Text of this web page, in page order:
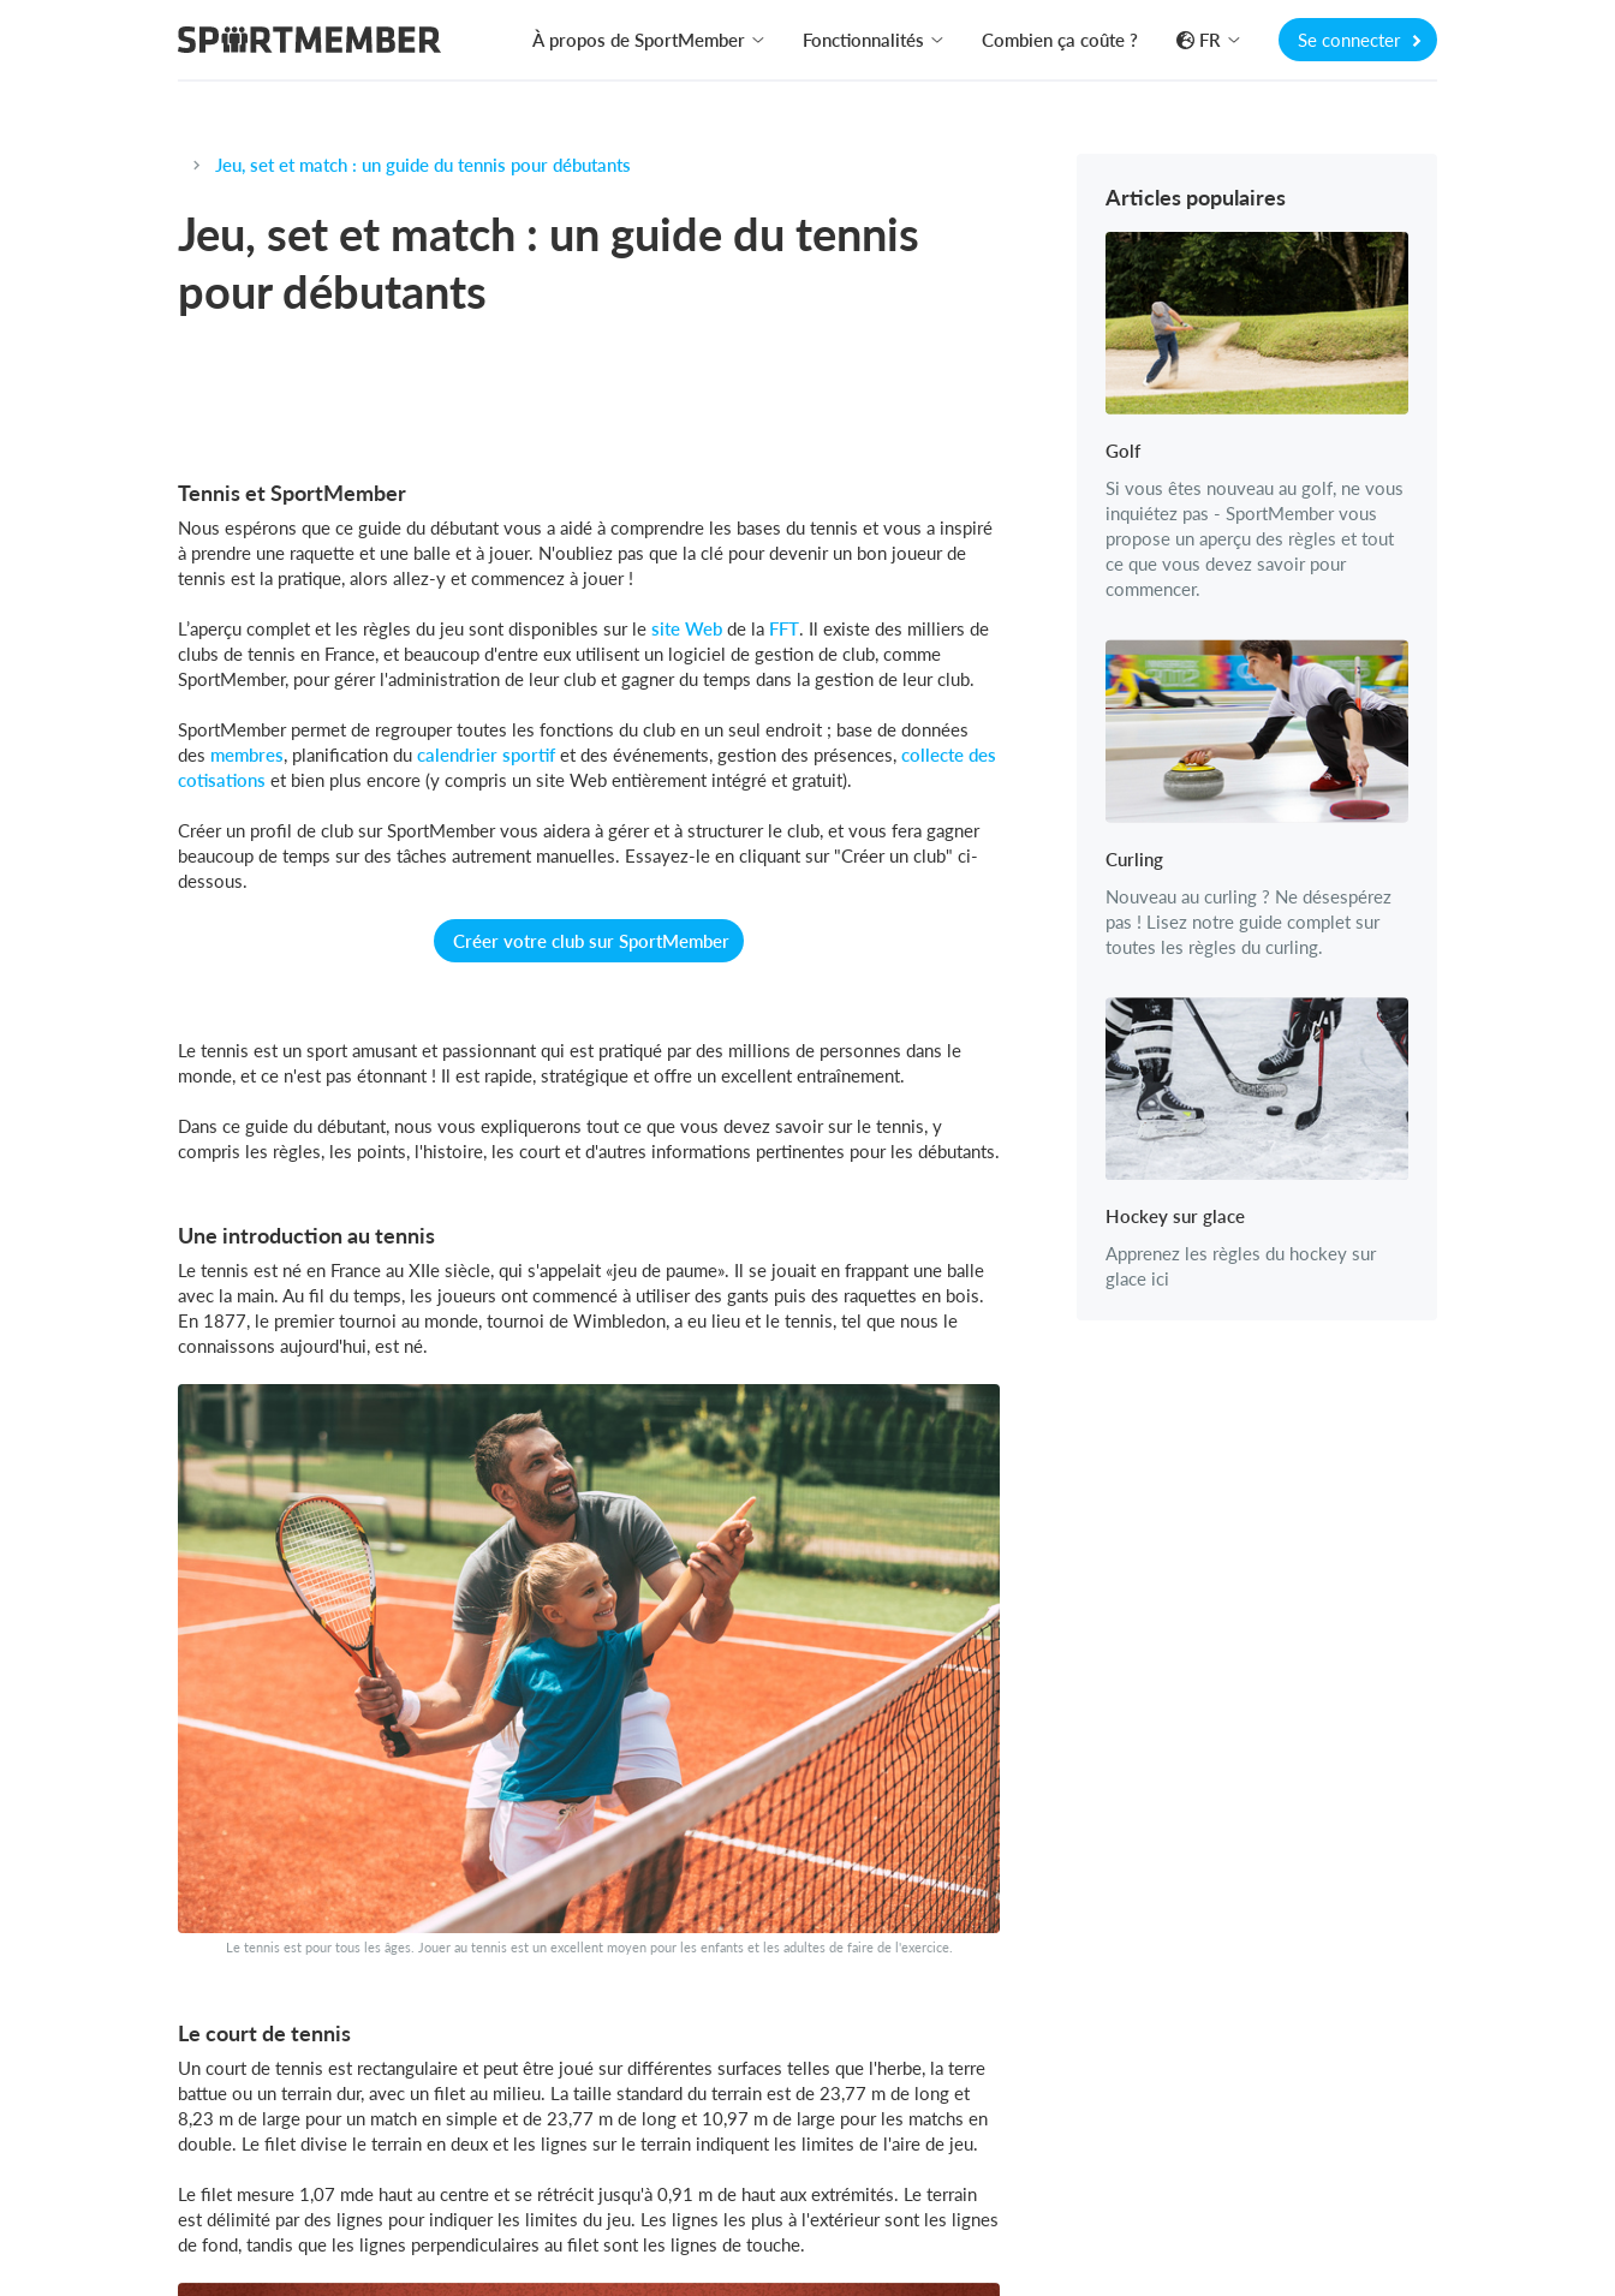
À propos de SportMember Fonctionnalités Combien ça coûte ? FR Se connecter
Jeu, set et match : un guide du tennis pour débutants
Jeu, set et match : un guide du tennis
pour débutants
Tennis et SportMember
Nous espérons que ce guide du débutant vous a aidé à comprendre les bases du tennis et vous a inspiré
à prendre une raquette et une balle et à jouer. N'oubliez pas que la clé pour devenir un bon joueur de
tennis est la pratique, alors allez-y et commencez à jouer !
L’aperçu complet et les règles du jeu sont disponibles sur le site Web de la FFT. Il existe des milliers de
clubs de tennis en France, et beaucoup d'entre eux utilisent un logiciel de gestion de club, comme
SportMember, pour gérer l'administration de leur club et gagner du temps dans la gestion de leur club.
SportMember permet de regrouper toutes les fonctions du club en un seul endroit ; base de données
des membres, planification du calendrier sportifet des événements, gestion des présences, collecte des
cotisations et bien plus encore (y compris un site Web entièrement intégré et gratuit).
Créer un profil de club sur SportMember vous aidera à gérer et à structurer le club, et vous fera gagner
beaucoup de temps sur des tâches autrement manuelles. Essayez-le en cliquant sur "Créer un club" ci-
dessous.
Créer votre club sur SportMember
Le tennis est un sport amusant et passionnant qui est pratiqué par des millions de personnes dans le
monde, et ce n'est pas étonnant ! Il est rapide, stratégique et offre un excellent entraînement.
Dans ce guide du débutant, nous vous expliquerons tout ce que vous devez savoir sur le tennis, y
compris les règles, les points, l'histoire, les court et d'autres informations pertinentes pour les débutants.
Une introduction au tennis
Le tennis est né en France au XIIe siècle, qui s'appelait «jeu de paume». Il se jouait en frappant une balle
avec la main. Au fil du temps, les joueurs ont commencé à utiliser des gants puis des raquettes en bois.
En 1877, le premier tournoi au monde, tournoi de Wimbledon, a eu lieu et le tennis, tel que nous le
connaissons aujourd'hui, est né.
Le tennis est pour tous les âges. Jouer au tennis est un excellent moyen pour les enfants et les adultes de faire de l'exercice.
Le court de tennis
Un court de tennis est rectangulaire et peut être joué sur différentes surfaces telles que l'herbe, la terre
battue ou un terrain dur, avec un filet au milieu. La taille standard du terrain est de 23,77 m de long et
8,23 m de large pour un match en simple et de 23,77 m de long et 10,97 m de large pour les matchs en
double. Le filet divise le terrain en deux et les lignes sur le terrain indiquent les limites de l'aire de jeu.
Le filet mesure 1,07 mde haut au centre et se rétrécit jusqu'à 0,91 m de haut aux extrémités. Le terrain
est délimité par des lignes pour indiquer les limites du jeu. Les lignes les plus à l'extérieur sont les lignes
de fond, tandis que les lignes perpendiculaires au filet sont les lignes de touche.
Articles populaires
Golf
Si vous êtes nouveau au golf, ne vous
inquiétez pas - SportMember vous
propose un aperçu des règles et tout
ce que vous devez savoir pour
commencer.
Curling
Nouveau au curling ? Ne désespérez
pas ! Lisez notre guide complet sur
toutes les règles du curling.
Hockey sur glace
Apprenez les règles du hockey sur
glace ici